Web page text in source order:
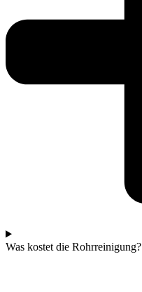
Was kostet die Rohrreinigung?